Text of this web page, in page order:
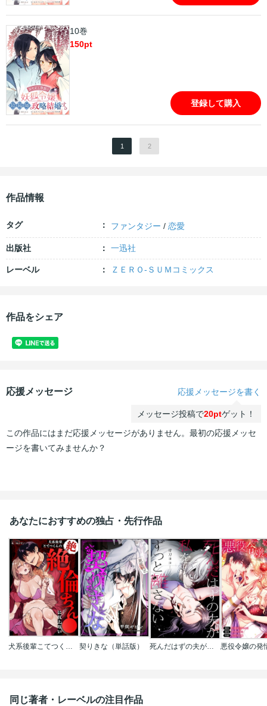
10巻
150pt
登録して購入
1 2
作品情報
タグ ファンタジー /恋愛
出版社 一迅社
レーベル ＺＥＲＯ-ＳＵＭコミックス
作品をシェア
応援メッセージ 応援メッセージを書く
メッセージ投稿で20ptゲット！
この作品にはまだ応援メッセージがありません。最初の応援メッセ
ージを書いてみませんか？
あなたにおすすめの独占・先行作品
犬系後輩こてつくんの絶絶倫ちん●に抗えない 契りきな（単話版） 死んだはずの夫が私をずっと離さない
同じ著者・レーベルの注目作品